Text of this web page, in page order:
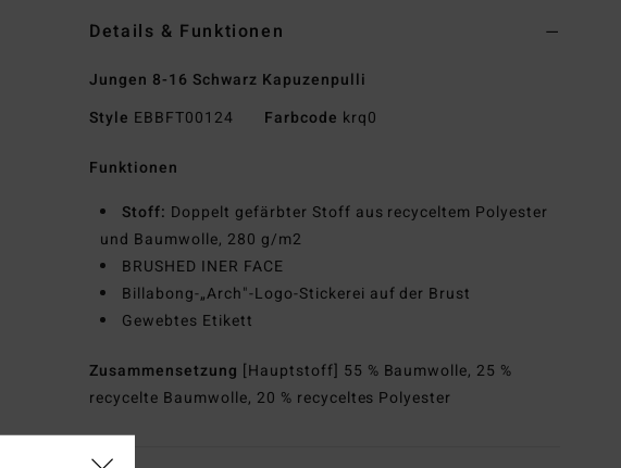
Details & Funktionen
Jungen 8-16 Schwarz Kapuzenpulli
Style EBBFT00124 Farbcode krq0
Funktionen
Stoff: Doppelt gefärbter Stoff aus recyceltem Polyester
und Baumwolle, 280 g/m2
BRUSHED INER FACE
Billabong-„Arch"-Logo-Stickerei auf der Brust
Gewebtes Etikett
Zusammensetzung [Hauptstoff] 55 % Baumwolle, 25 %
recycelte Baumwolle, 20 % recyceltes Polyester